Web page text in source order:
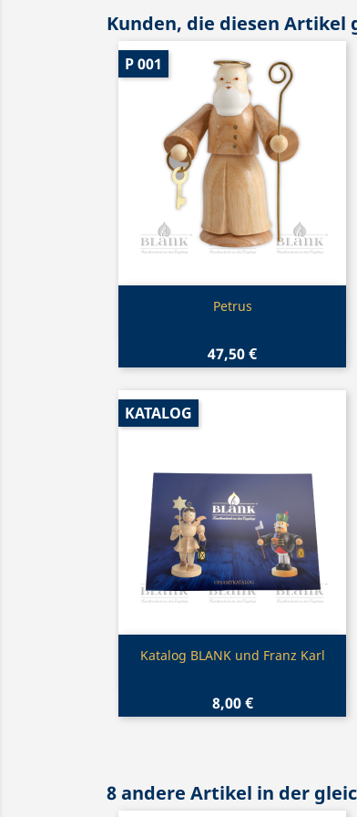
Kunden, die diesen Artikel
Vorschau
Petrus
47,50 €
P 001
Vorschau
Katalog BLANK und Franz Karl
8,00 €
KATALOG
8 andere Artikel in der